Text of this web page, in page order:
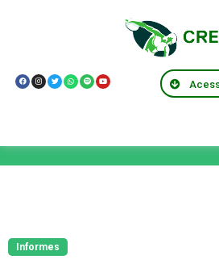
Informes